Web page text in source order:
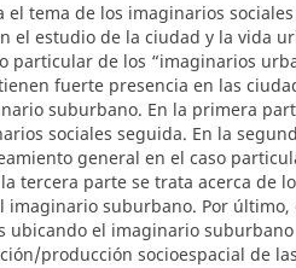
el tema de los imaginarios
el estudio de la ciudad y la vida
particular de los “imaginarios
fuerte presencia en las
suburbano. En la primera
sociales seguida. En la
general en el caso
tercera parte se trata acerca de
imaginario suburbano. Por último,
ubicando el imaginario
producción socioespacial de